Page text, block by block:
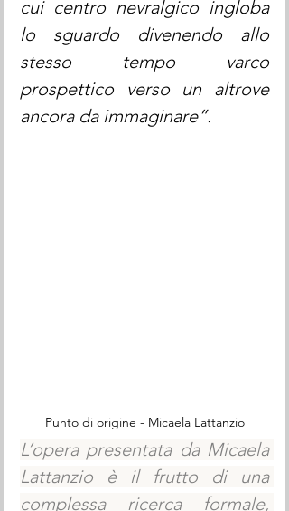
cui centro nevralgico ingloba
lo sguardo divenendo allo
stesso tempo varco
prospettico verso un altrove
ancora da immaginare”.
Punto di origine - Micaela Lattanzio
L’opera presentata da Micaela
Lattanzio è il frutto di una
complessa ricerca formale,